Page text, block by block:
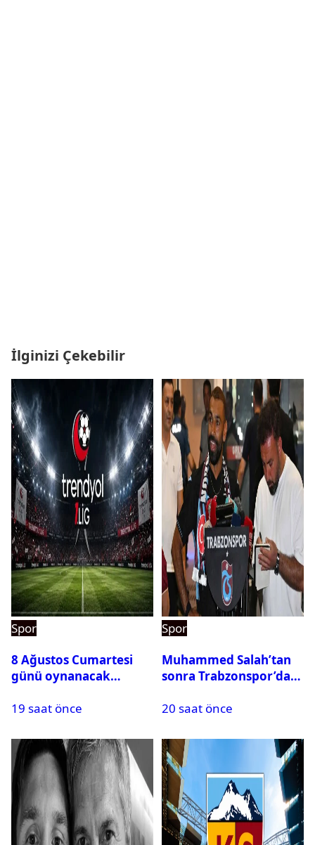
İlginizi Çekebilir
Spor
8 Ağustos Cumartesi
günü oynanacak
19 saat önce
Spor
Muhammed Salah’tan
sonra Trabzonspor’dan
20 saat önce